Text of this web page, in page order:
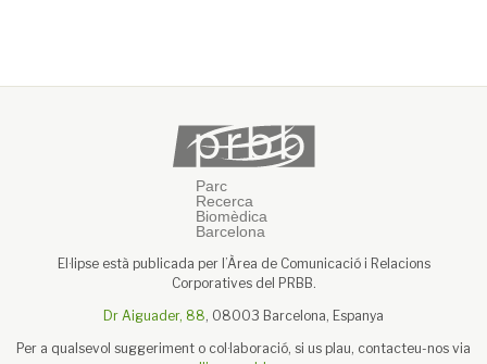
El·lipse està publicada per l’Àrea de Comunicació i Relacions
Corporatives del PRBB.
Dr Aiguader, 88, 08003 Barcelona, Espanya
Per a qualsevol suggeriment o col·laboració, si us plau, contacteu-nos via